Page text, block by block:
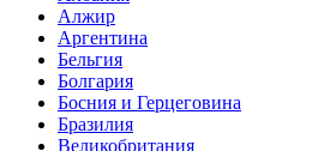
Алжир
Аргентина
Бельгия
Болгария
Босния и Герцеговина
Бразилия
Великобритания